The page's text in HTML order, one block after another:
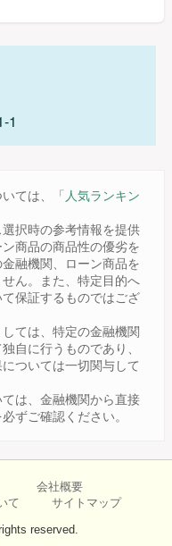
1
ては、「人気ランキン
択時の参考情報を提供
商品の商品性の優劣を
融機関、ローン商品を
ん。また、特定目的へ
保証するものではござ
ては、特定の金融機関
自に行うものであり、
ついては一切関与して
は、金融機関から直接
ずご確認ください。
会社概要
て
サイトマップ
reserved.